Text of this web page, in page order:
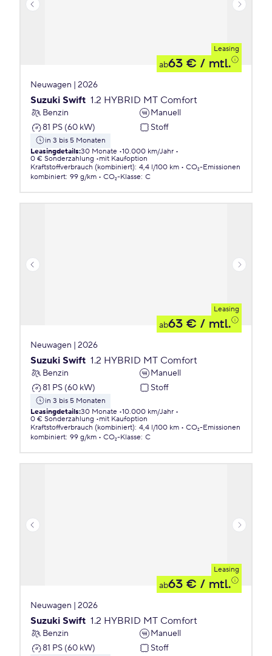
Leasing
ab63 € / mtl.
Neuwagen | 2026
Suzuki Swift 1.2 HYBRID MT Comfort
Benzin
Manuell
81 PS (60 kW)
Stoff
in 3 bis 5 Monaten
Leasingdetails:30 Monate 10.000 km/Jahr
0 € Sonderzahlung
mit Kaufoption
Kraftstoffverbrauch (kombiniert): 4,4 l/100 km
CO₂-Emissionen
kombiniert: 99 g/km CO₂-Klasse: C
Leasing
ab63 € / mtl.
Neuwagen | 2026
Suzuki Swift 1.2 HYBRID MT Comfort
Benzin
Manuell
81 PS (60 kW)
Stoff
in 3 bis 5 Monaten
Leasingdetails:30 Monate 10.000 km/Jahr
0 € Sonderzahlung
mit Kaufoption
Kraftstoffverbrauch (kombiniert): 4,4 l/100 km
CO₂-Emissionen
kombiniert: 99 g/km CO₂-Klasse: C
Leasing
ab63 € / mtl.
Neuwagen | 2026
Suzuki Swift 1.2 HYBRID MT Comfort
Benzin
Manuell
81 PS (60 kW)
Stoff